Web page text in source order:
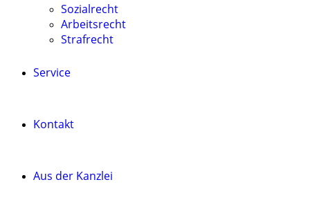
Sozialrecht
Arbeitsrecht
Strafrecht
Service
Kontakt
Aus der Kanzlei